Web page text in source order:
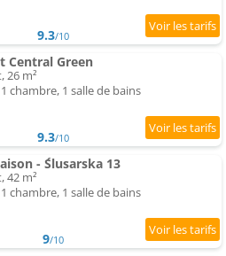
9.3/10
Central Green
26 m²
chambre, 1 salle de bains
9.3/10
- Ślusarska 13
42 m²
chambre, 1 salle de bains
9/10